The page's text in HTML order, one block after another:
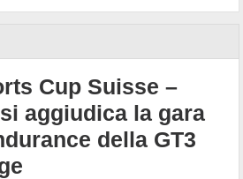
Cup Suisse –
aggiudica la gara
della GT3